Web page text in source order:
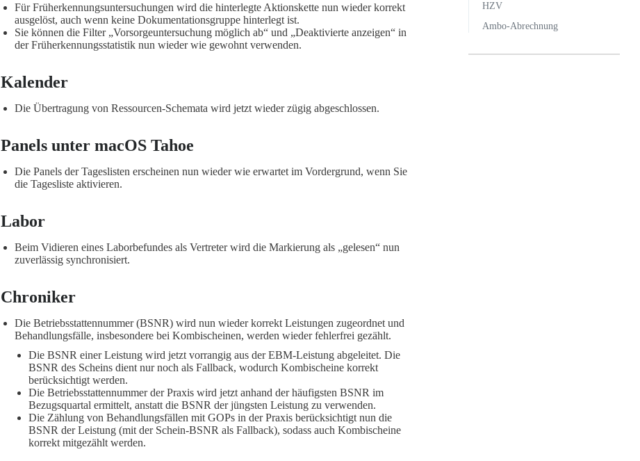
Für Früherkennungsuntersuchungen wird die hinterlegte Aktionskette nun wieder korrekt
ausgelöst, auch wenn keine Dokumentationsgruppe hinterlegt ist.
Sie können die Filter „Vorsorgeuntersuchung möglich ab“ und „Deaktivierte anzeigen“ in
der Früherkennungsstatistik nun wieder wie gewohnt verwenden.
Kalender
Die Übertragung von Ressourcen-Schemata wird jetzt wieder zügig abgeschlossen.
Panels unter macOS Tahoe
Die Panels der Tageslisten erscheinen nun wieder wie erwartet im Vordergrund, wenn Sie
die Tagesliste aktivieren.
Labor
Beim Vidieren eines Laborbefundes als Vertreter wird die Markierung als „gelesen“ nun
zuverlässig synchronisiert.
Chroniker
Die Betriebsstattennummer (BSNR) wird nun wieder korrekt Leistungen zugeordnet und
Behandlungsfälle, insbesondere bei Kombischeinen, werden wieder fehlerfrei gezählt.
Die BSNR einer Leistung wird jetzt vorrangig aus der EBM-Leistung abgeleitet. Die
BSNR des Scheins dient nur noch als Fallback, wodurch Kombischeine korrekt
berücksichtigt werden.
Die Betriebsstattennummer der Praxis wird jetzt anhand der häufigsten BSNR im
Bezugsquartal ermittelt, anstatt die BSNR der jüngsten Leistung zu verwenden.
Die Zählung von Behandlungsfällen mit GOPs in der Praxis berücksichtigt nun die
BSNR der Leistung (mit der Schein-BSNR als Fallback), sodass auch Kombischeine
korrekt mitgezählt werden.
HZV
Ambo-Abrechnung